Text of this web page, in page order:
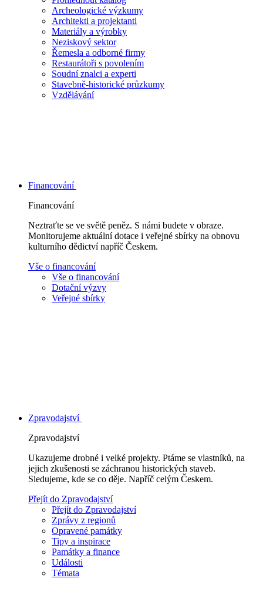
Archeologické výzkumy
Architekti a projektanti
Materiály a výrobky
Neziskový sektor
Řemesla a odborné firmy
Restaurátoři s povolením
Soudní znalci a experti
Stavebně-historické průzkumy
Vzdělávání
Financování
Financování
Neztraťte se ve světě peněz. S námi budete v obraze.
Monitorujeme aktuální dotace i veřejné sbírky na obnovu
kulturního dědictví napříč Českem.
Vše o financování
Vše o financování
Dotační výzvy
Veřejné sbírky
Zpravodajství
Zpravodajství
Ukazujeme drobné i velké projekty. Ptáme se vlastníků, na
jejich zkušenosti se záchranou historických staveb.
Sledujeme, kde se co děje. Napříč celým Českem.
Přejít do Zpravodajství
Přejít do Zpravodajství
Zprávy z regionů
Opravené památky
Tipy a inspirace
Památky a finance
Události
Témata